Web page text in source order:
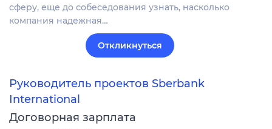
сферу, еще до собеседования узнать, насколько
компания надежная…
Откликнуться
Руководитель проектов Sberbank
International
Договорная зарплата